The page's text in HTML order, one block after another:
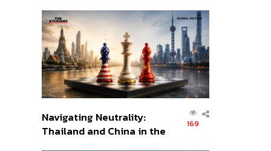
ส่วนยุทธศาสตร์ไทย –
อินโดนีเซีย
Navigating Neutrality:
Thailand and China in the
169